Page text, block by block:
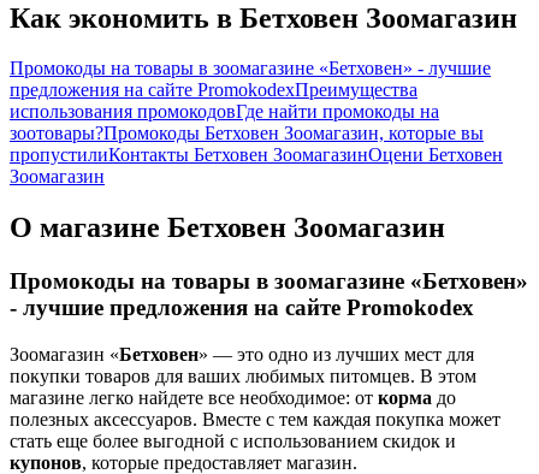
Как экономить в Бетховен Зоомагазин
Промокоды на товары в зоомагазине «Бетховен» - лучшие
предложения на сайте PromokodexПреимущества
использования промокодовГде найти промокоды на
зоотовары?Промокоды Бетховен Зоомагазин, которые вы
пропустилиКонтакты Бетховен ЗоомагазинОцени Бетховен
Зоомагазин
О магазине Бетховен Зоомагазин
Промокоды на товары в зоомагазине «Бетховен»
- лучшие предложения на сайте Promokodex
Зоомагазин «Бетховен» — это одно из лучших мест для
покупки товаров для ваших любимых питомцев. В этом
магазине легко найдете все необходимое: от корма до
полезных аксессуаров. Вместе с тем каждая покупка может
стать еще более выгодной с использованием скидок и
купонов, которые предоставляет магазин.